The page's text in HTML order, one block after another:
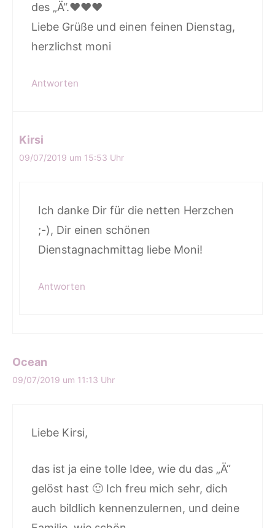
des „Ä“.♥♥♥
Liebe Grüße und einen feinen Dienstag,
herzlichst moni
Antworten
Kirsi
09/07/2019 um 15:53 Uhr
Ich danke Dir für die netten Herzchen
;-), Dir einen schönen
Dienstagnachmittag liebe Moni!
Antworten
Ocean
09/07/2019 um 11:13 Uhr
Liebe Kirsi,
das ist ja eine tolle Idee, wie du das „Ä“
gelöst hast 🙂 Ich freu mich sehr, dich
auch bildlich kennenzulernen, und deine